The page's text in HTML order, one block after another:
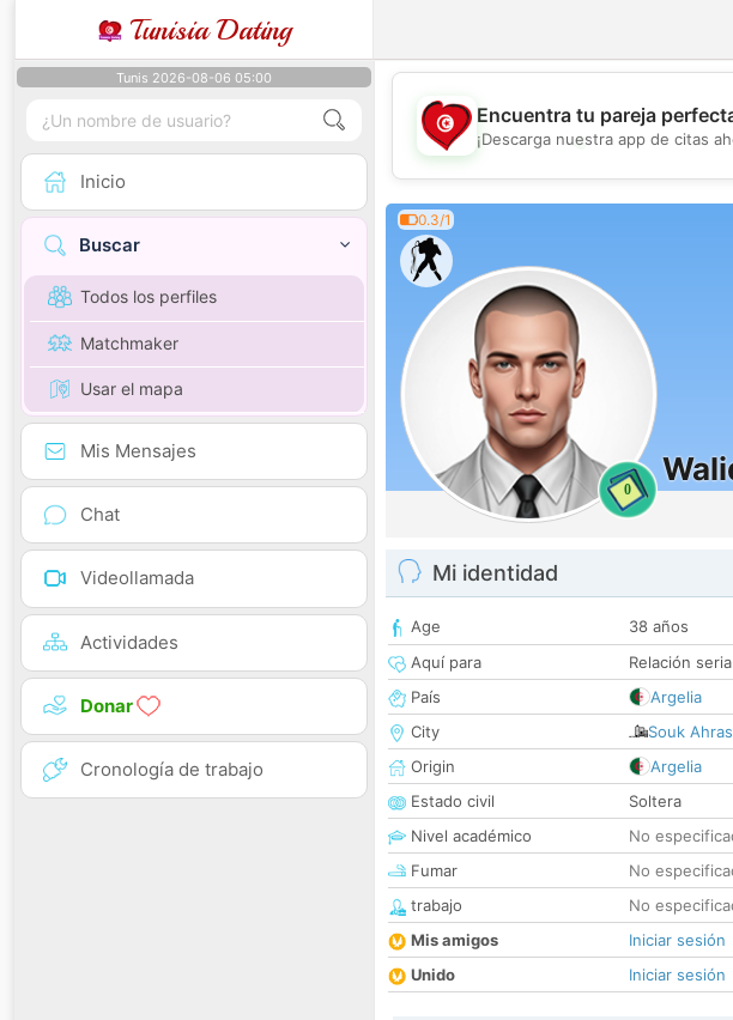
Tunisia Dating
Tunis 2026-08-06 05:00
Inicio
Buscar
Todos los perfiles
Matchmaker
Usar el mapa
Mis Mensajes
Chat
Videollamada
Actividades
Donar
Cronología de trabajo
💖
Encuentra tu pareja
¡Descarga nuestra app de citas
0.3/1
0
Mi identidad
Age
38 años
Aquí para
Relación seria
País
Argelia
City
Souk Ahras
Origin
Argelia
Estado civil
Soltera
Nivel académico
No
Fumar
No
trabajo
No
Mis amigos
Iniciar sesión
Unido
Iniciar sesión